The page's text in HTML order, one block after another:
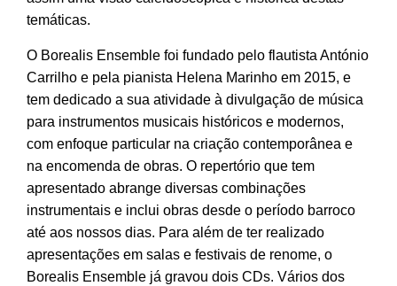
temáticas.
O Borealis Ensemble foi fundado pelo flautista António
Carrilho e pela pianista Helena Marinho em 2015, e
tem dedicado a sua atividade à divulgação de música
para instrumentos musicais históricos e modernos,
com enfoque particular na criação contemporânea e
na encomenda de obras. O repertório que tem
apresentado abrange diversas combinações
instrumentais e inclui obras desde o período barroco
até aos nossos dias. Para além de ter realizado
apresentações em salas e festivais de renome, o
Borealis Ensemble já gravou dois CDs. Vários dos